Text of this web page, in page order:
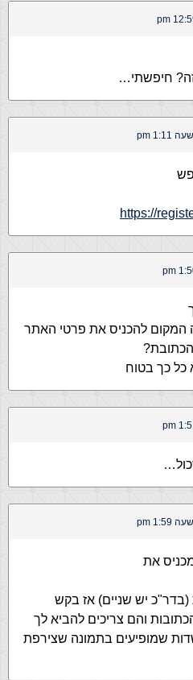
חיפשתי…
https://
המקום להכניס את פרטי האתר
כל כך בטוח
את
(בדר"כ יש שניים) אז בקש
והם צריכים להביא לך
שמופיעים בתמונה שצירפת